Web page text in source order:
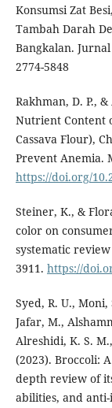
Konsumsi Zat
Tambah Darah
Bangkalan.
2774-5848
Rakhman, D. P.,
Nutrient Content
Cassava Flour),
Prevent Anemia.
https://doi.org/
Steiner, K., &
color on
systematic
3911. https://
Syed, R. U.,
Jafar, M.,
Alreshidi, K. S.
(2023). Broccoli:
depth review of
abilities, and